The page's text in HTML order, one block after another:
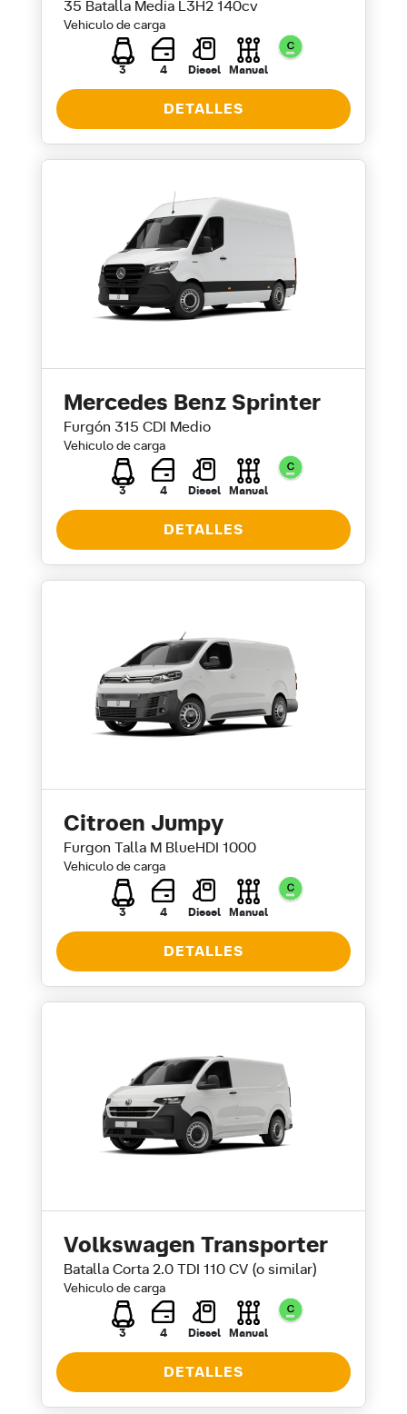
35 Batalla Media L3H2 140cv
Vehiculo de carga
3 4 Diesel Manual
DETALLES
Mercedes Benz Sprinter
Furgón 315 CDI Medio
Vehiculo de carga
3 4 Diesel Manual
DETALLES
Citroen Jumpy
Furgon Talla M BlueHDI 1000
Vehiculo de carga
3 4 Diesel Manual
DETALLES
Volkswagen Transporter
Batalla Corta 2.0 TDI 110 CV (o similar)
Vehiculo de carga
3 4 Diesel Manual
DETALLES